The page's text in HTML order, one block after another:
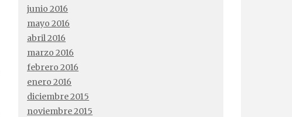
junio 2016
mayo 2016
abril 2016
marzo 2016
febrero 2016
enero 2016
diciembre 2015
noviembre 2015